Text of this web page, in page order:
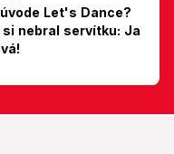
Let's Dance?
nebral servítku: Ja